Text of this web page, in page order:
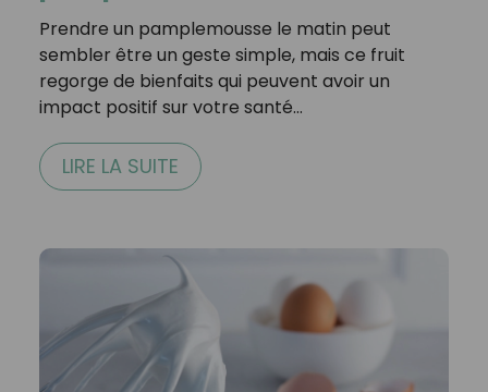
Prendre un pamplemousse le matin peut
sembler être un geste simple, mais ce fruit
regorge de bienfaits qui peuvent avoir un
impact positif sur votre santé…
LIRE LA SUITE